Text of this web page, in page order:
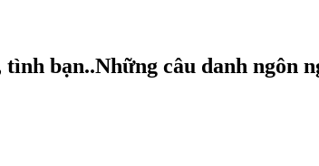
bạn..Những câu danh ngôn